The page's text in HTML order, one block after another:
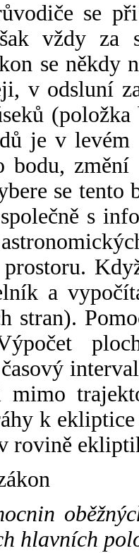
se
vždy za
se někdy
v odsluní
je v
se tento
s
a
stran).
k
rovině
hlavních